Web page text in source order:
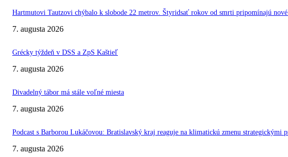
Hartmutovi Tautzovi chýbalo k slobode 22 metrov. Štyridsať rokov od smrti pripomínajú nové
7. augusta 2026
Grécky týždeň v DSS a ZpS Kaštieľ
7. augusta 2026
Divadelný tábor má stále voľné miesta
7. augusta 2026
Podcast s Barborou Lukáčovou: Bratislavský kraj reaguje na klimatickú zmenu strategickými
7. augusta 2026